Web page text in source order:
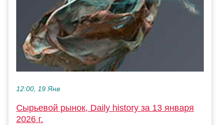
12:00, 19 Янв
Сырьевой рынок, Daily history за 13 января
2026 г.